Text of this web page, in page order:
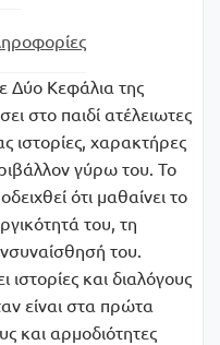
Δύο Κεφάλια της
στο παιδί ατέλειωτες
ιστορίες, χαρακτήρες
γύρω του. Το
ότι μαθαίνει το
του, τη
του.
ιστορίες και διαλόγους
είναι στα πρώτα
και αρμοδιότητες